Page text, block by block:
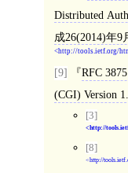
Distributed
成26(2014)年9
http://tools.ietf.org/
[9]
RFC
(CGI) Version
[3]
http://
[8]
http://